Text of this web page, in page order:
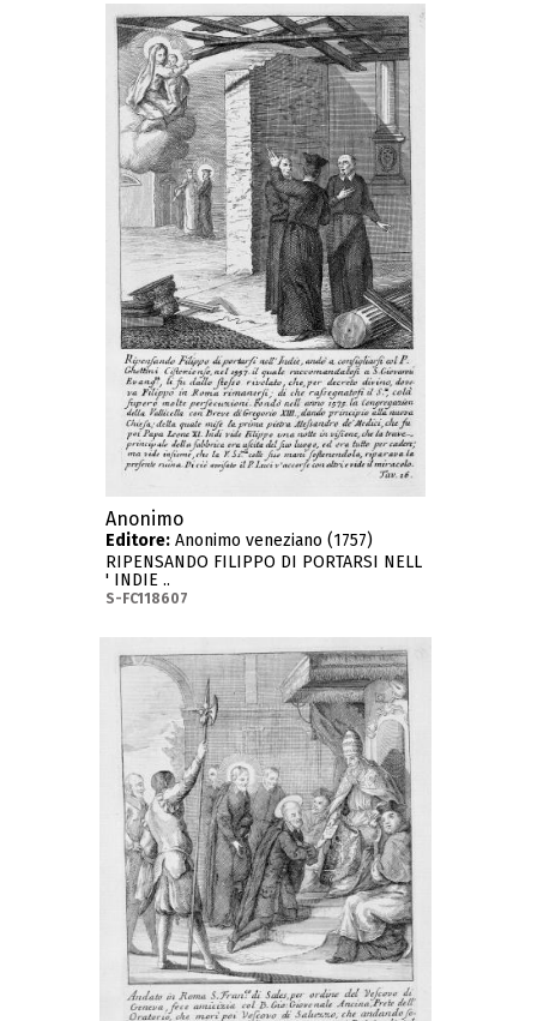
Anonimo
Editore:Anonimo veneziano (1757)
RIPENSANDO FILIPPO DI PORTARSI NELL
' INDIE ..
S-FC118607